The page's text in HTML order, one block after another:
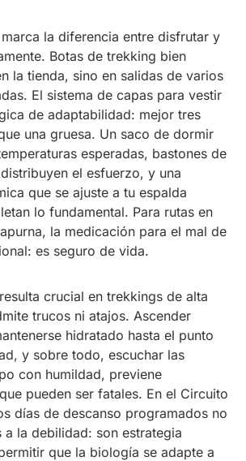
la diferencia entre disfrutar y
Botas de trekking bien
la tienda, sino en salidas de varios
El sistema de capas para vestir
de adaptabilidad: mejor tres
una gruesa. Un saco de dormir
esperadas, bastones de
el esfuerzo, y una
que se ajuste a tu espalda
lo fundamental. Para rutas en
la medicación para el mal de
es seguro de vida.
crucial en trekkings de alta
trucos ni atajos. Ascender
hidratado hasta el punto
y sobre todo, escuchar las
con humildad, previene
pueden ser fatales. En el Circuito
días de descanso programados no
a la debilidad: son estrategia
que la biología se adapte a